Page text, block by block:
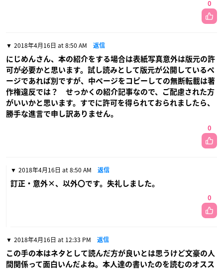
0
2018年4月16日 at 8:50 AM 返信
にじめんさん、本の紹介をする場合は表紙写真意外は版元の許
可が必要かと思います。試し読みとして版元が公開しているペ
ージであれば別ですが、中ページをコピーしての無断転載は著
作権違反では？ せっかくの紹介記事なので、ご配慮された方
がいいかと思います。すでに許可を得られておられましたら、
勝手な進言で申し訳ありません。
0
2018年4月16日 at 8:50 AM 返信
訂正・意外×、以外〇です。失礼しました。
0
2018年4月16日 at 12:33 PM 返信
この手の本はネタとして読んだ方が良いとは思うけど文豪の人
間関係って面白いんだよね。本人達の書いたのを読むのオスス